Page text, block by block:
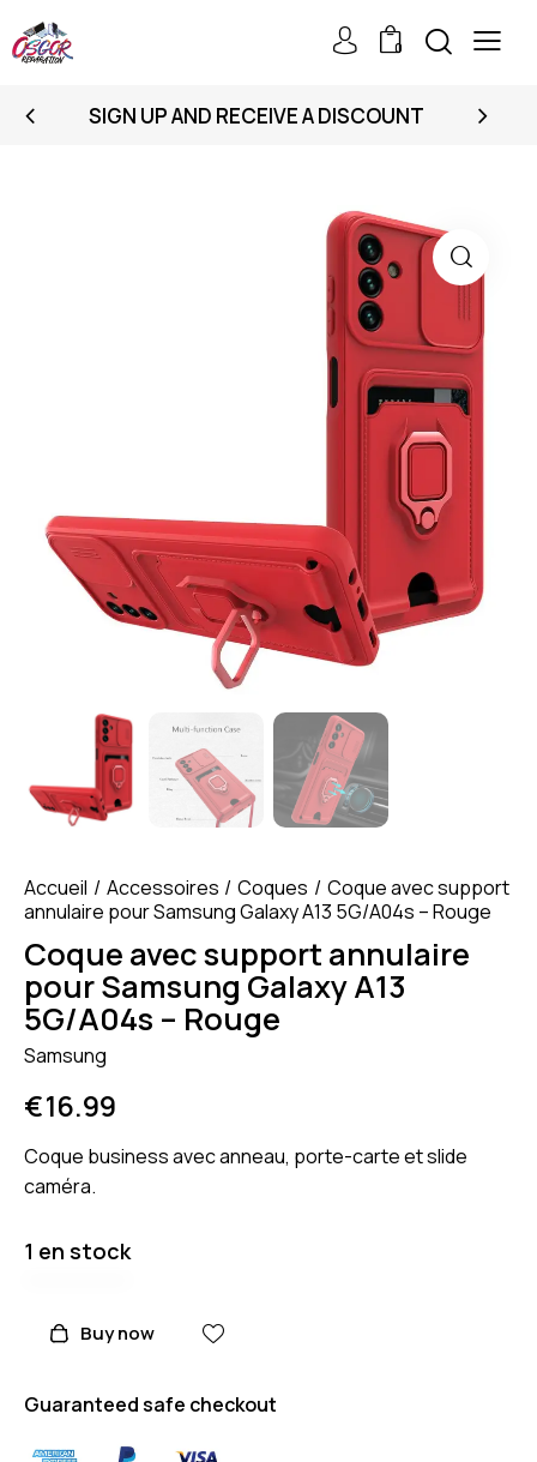
0
SIGN UP AND RECEIVE A DISCOUNT
Accueil Accessoires Coques
Coque avec support
annulaire pour Samsung Galaxy A13 5G/A04s – Rouge
Coque avec support annulaire
pour Samsung Galaxy A13
5G/A04s – Rouge
Samsung
€16.99
Coque business avec anneau, porte-carte et slide
caméra.
1 en stock
Buy now
Guaranteed safe checkout